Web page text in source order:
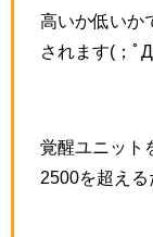
高いか低いか
されます(；ﾟ
覚醒ユニット
2500を超える